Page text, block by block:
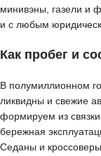
минивэны, газели и
и с любым
Как пробег и
В полумиллионном
ликвидны и свежие
формируем из
бережная
Седаны и